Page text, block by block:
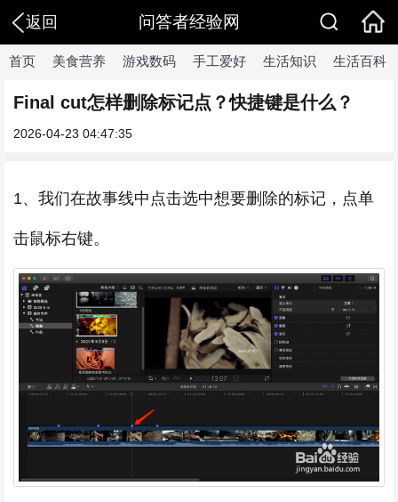
返回 问答者经验网
首页 美食营养 游戏数码 手工爱好 生活知识 生活百科
Final cut怎样删除标记点？快捷键是什么？
2026-04-23 04:47:35
1、我们在故事线中点击选中想要删除的标记，点单
击鼠标右键。